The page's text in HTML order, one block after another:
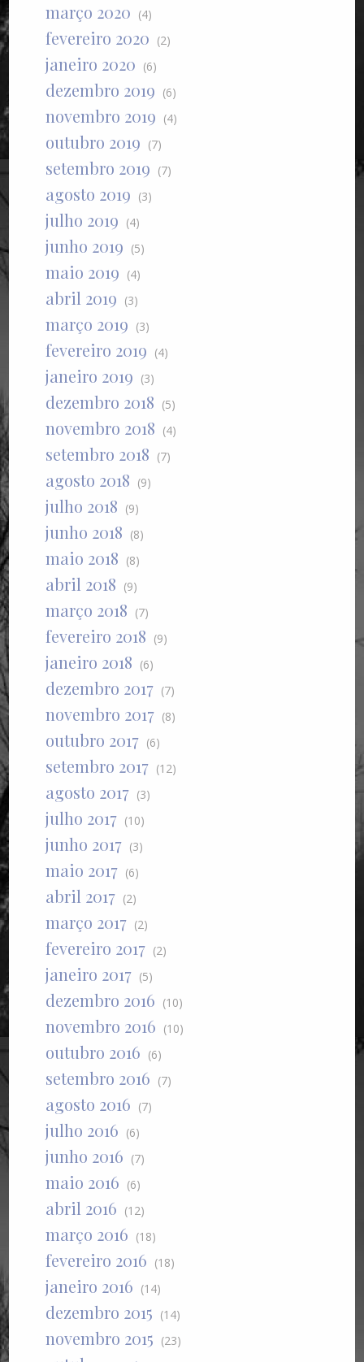
março 2020 (4)
fevereiro 2020 (2)
janeiro 2020 (6)
dezembro 2019 (6)
novembro 2019 (4)
outubro 2019 (7)
setembro 2019 (7)
agosto 2019 (3)
julho 2019 (4)
junho 2019 (5)
maio 2019 (4)
abril 2019 (3)
março 2019 (3)
fevereiro 2019 (4)
janeiro 2019 (3)
dezembro 2018 (5)
novembro 2018 (4)
setembro 2018 (7)
agosto 2018 (9)
julho 2018 (9)
junho 2018 (8)
maio 2018 (8)
abril 2018 (9)
março 2018 (7)
fevereiro 2018 (9)
janeiro 2018 (6)
dezembro 2017 (7)
novembro 2017 (8)
outubro 2017 (6)
setembro 2017 (12)
agosto 2017 (3)
julho 2017 (10)
junho 2017 (3)
maio 2017 (6)
abril 2017 (2)
março 2017 (2)
fevereiro 2017 (2)
janeiro 2017 (5)
dezembro 2016 (10)
novembro 2016 (10)
outubro 2016 (6)
setembro 2016 (7)
agosto 2016 (7)
julho 2016 (6)
junho 2016 (7)
maio 2016 (6)
abril 2016 (12)
março 2016 (18)
fevereiro 2016 (18)
janeiro 2016 (14)
dezembro 2015 (14)
novembro 2015 (23)